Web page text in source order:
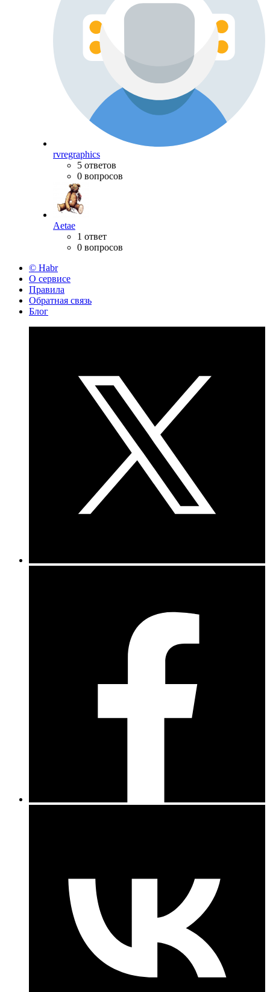
rvregraphics
5 ответов
0 вопросов
Aetae
1 ответ
0 вопросов
© Habr
О сервисе
Правила
Обратная связь
Блог